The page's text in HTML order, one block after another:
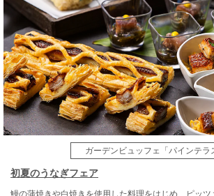
ガーデンビュッフェ「パインテラ
初夏のうなぎフェア
鰻の蒲焼きや白焼きを使用した料理をはじめ、ピッツ